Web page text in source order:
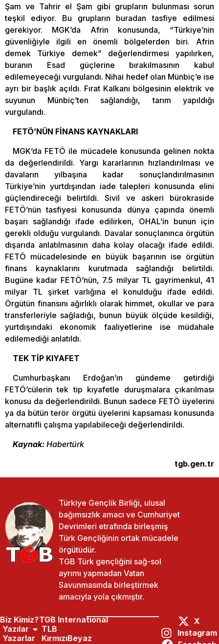
Şam ve Tahrir el Şam gibi grupların bulunması sorun
teşkil ediyor. Bu grupların buradan tasfiye edilmesi
gerekiyor. MGK’da Afrin konusunda, “Türkiye’nin
güvenliğiyle ilgili en önemli bölgelerden biri. Afrin
demek Türkiye demek” değerlendirmesi yapılırken,
buranın Esad güçlerine bırakılmasının kabul
edilemeyeceği vurgulandı. Nihai hedef olan Münbiç’e ise
ayrı bir başlık açıldı. Fırat Kalkanı bölgesinin elektrik ve
suyunun Münbiç’ten sağlandığı, tarım yapıldığı
vurgulandı.
FETÖ’NÜN FİNANS KAYNAKLARI
MGK’da FETÖ ile mücadele konusunda gelinen nokta
da değerlendirildi. Yargı kararlarının hızlandırılması ve
davaların yılbaşına kadar sonuçlandırılmasının
Türkiye’nin yurtdışından iade talepleri konusunda elini
güçlendireceği belirtildi. Sivil ve askeri bürokraside
FETÖ’nün tasfiyesi konusunda dünya çapında önemli
başarı sağlandığı ifade edilirken, OHAL’in bunun için
gerekli olduğu vurgulandı. Davalar sonuçlanınca örgütün
dışarıda anlatılmasının daha kolay olacağı ifade edildi.
FETÖ mücadelesinde en büyük başarının ise örgütün
finans kaynaklarını kurutmada sağlandığı belirtildi.
Bugüne kadar FETÖ’nün, 7.5 milyar TL gayrimenkul, 41
milyar TL şirket varlığına el konulduğu ifade edildi.
Örgütün finansını ağırlıklı olarak himmet, okullar ve para
transferleriyle sağladığı, bunun büyük ölçüde kesildiği,
yurtdışındaki ekonomik faaliyetlerine ise müdahale
edilemediği anlatıldı.
TEK TİP KIYAFET
Cumhurbaşkanı Erdoğan’ın gündeme getirdiği
FETÖ’cülerin tek tip kıyafetle duruşmalara çıkarılması
konusu da değerlendirildi. Bunun sadece FETÖ üyelerini
ya da bütün terör örgütü üyelerini kapsaması konusunda
alternatifli çalışma yapılabileceği değerlendirildi.
Kaynak: Habertürk
tgb.gen.tr
Türkiye Gençlik Birliği, ulusal
bağımsızlık amacı ve Cumhuriyet
Devrimleri etrafında birleşmiş
Türk Gençliğinin ortak mücadele
örgütüdür.
TGB Türk gençliğini sağ-sol
ayrımı yapmadan Vatan
Savunmasında birleştirmek
amacıyla yola çıkmıştır.
Biz Kimiz?
Yazılar
Yazarlar
TGB International
TLB
KırmızıBeyaz
X
Instagram